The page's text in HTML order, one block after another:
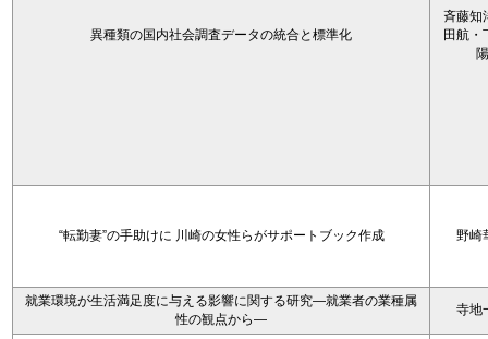
異種類の国内社会調査データの統合と標準化
斉藤知
田航・
陽
“転勤妻”の手助けに 川崎の女性らがサポートブック作成 野崎
就業環境が生活満足度に与える影響に関する研究―就業者の業種属
性の観点から―
寺地